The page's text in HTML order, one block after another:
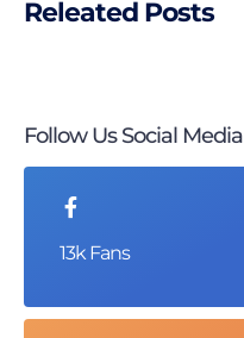
Releated Posts
Follow Us Social Media
13k Fans